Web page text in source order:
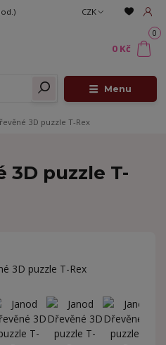
Menu
CZK
0
0 Kč
3D puzzle T-Rex
3D puzzle T-